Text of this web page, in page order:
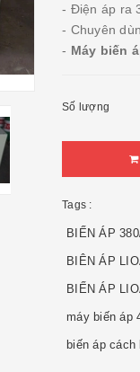
- Điện áp ra
- Chuyên
- Máy biến
Số lượng
Tags :
BIẾN ÁP
BIÊN ÁP
BIẾN ÁP
máy biến áp
biến áp